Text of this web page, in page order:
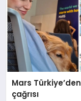
Mars
çağrısı